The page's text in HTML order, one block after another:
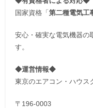
国家資格「 第二種電気工
安心・確実な電気機器の
す。
◆運営情報◆
東京のエアコン・ハウス
〒196-0003